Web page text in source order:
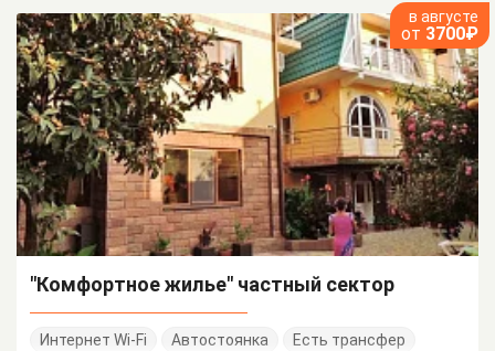
в августе
от 3700₽
"Комфортное жилье" частный сектор
Интернет Wi-Fi Автостоянка Есть трансфер